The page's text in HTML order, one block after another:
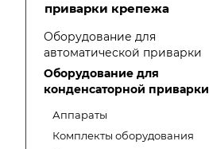
приварки крепежа
Оборудование для
автоматической приварки
Оборудование для
конденсаторной приварки
Аппараты
Комплекты оборудования